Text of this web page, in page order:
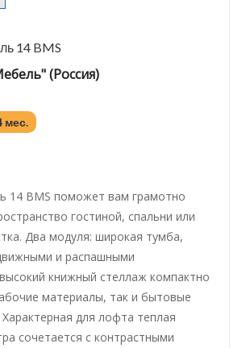
14 BMS
(Россия)
мес.
14 BMS поможет вам грамотно
гостиной, спальни или
Два модуля: широкая тумба,
и распашными
книжный стеллаж компактно
материалы, так и бытовые
для лофта теплая
сочетается с контрастными